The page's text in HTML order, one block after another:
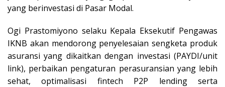
yang berinvestasi di Pasar Modal.
Ogi Prastomiyono selaku Kepala Eksekutif Pengawas
IKNB akan mendorong penyelesaian sengketa produk
asuransi yang dikaitkan dengan investasi (PAYDI/unit
link), perbaikan pengaturan perasuransian yang lebih
sehat, optimalisasi fintech P2P lending serta